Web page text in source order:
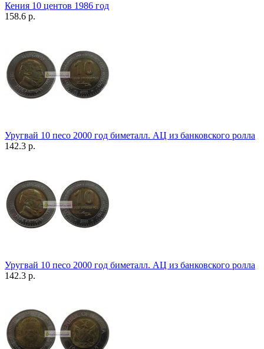
Кения 10 центов 1986 год
158.6 р.
Уругвай 10 песо 2000 год биметалл. АЦ из банковского ролла
142.3 р.
Уругвай 10 песо 2000 год биметалл. АЦ из банковского ролла
142.3 р.